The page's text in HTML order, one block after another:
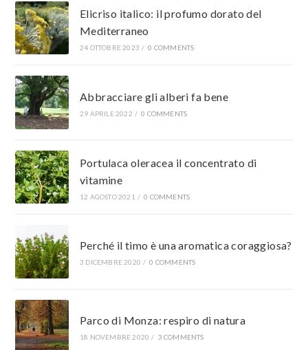
Elicriso italico: il profumo dorato del
Mediterraneo
24 OTTOBRE 2023 / 0 COMMENTS
Abbracciare gli alberi fa bene
29 APRILE 2022 / 0 COMMENTS
Portulaca oleracea il concentrato di
vitamine
12 AGOSTO 2021 / 0 COMMENTS
Perché il timo è una aromatica coraggiosa?
3 DICEMBRE 2020 / 0 COMMENTS
Parco di Monza: respiro di natura
18 NOVEMBRE 2020 / 3 COMMENTS